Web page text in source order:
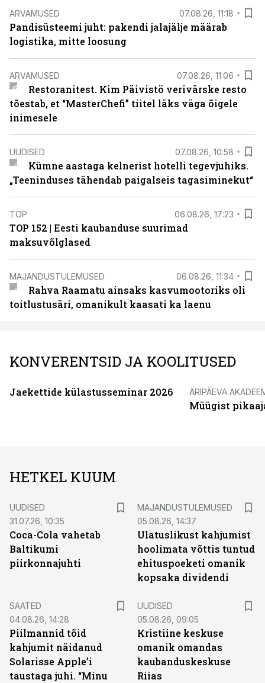
ARVAMUSED 07.08.26, 11:18
Pandisüsteemi juht: pakendi jalajälje määrab
logistika, mitte loosung
ARVAMUSED 07.08.26, 11:06
Restoranitest. Kim Päivistö verivärske resto
tõestab, et “MasterChefi” tiitel läks väga õigele
inimesele
UUDISED 07.08.26, 10:58
Kümne aastaga kelnerist hotelli tegevjuhiks.
„Teeninduses tähendab paigalseis tagasiminekut“
TOP 06.08.26, 17:23
TOP 152 | Eesti kaubanduse suurimad
maksuvõlglased
MAJANDUSTULEMUSED 06.08.26, 11:34
Rahva Raamatu ainsaks kasvumootoriks oli
toitlustusäri, omanikult kaasati ka laenu
KONVERENTSID JA KOOLITUSED
Jaekettide külastusseminar 2026 ÄRIPÄEVA
Müügist
HETKEL KUUM
UUDISED
31.07.26, 10:35
Coca-Cola vahetab
Baltikumi
piirkonnajuhti
MAJANDUSTULEMUSED
05.08.26, 14:37
Ulatuslikust kahjumist
hoolimata võttis tuntud
ehituspoeketi omanik
kopsaka dividendi
SAATED
04.08.26, 14:28
Piilmannid tõid
kahjumit näidanud
Solarisse Apple’i
taustaga juhi. “Minu
UUDISED
05.08.26, 09:05
Kristiine keskuse
omanik omandas
kaubanduskeskuse
Riias